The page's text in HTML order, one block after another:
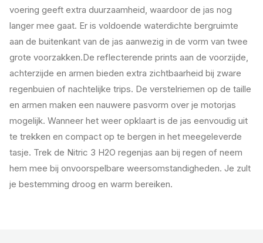
voering geeft extra duurzaamheid, waardoor de jas nog
langer mee gaat. Er is voldoende waterdichte bergruimte
aan de buitenkant van de jas aanwezig in de vorm van twee
grote voorzakken.De reflecterende prints aan de voorzijde,
achterzijde en armen bieden extra zichtbaarheid bij zware
regenbuien of nachtelijke trips. De verstelriemen op de taille
en armen maken een nauwere pasvorm over je motorjas
mogelijk. Wanneer het weer opklaart is de jas eenvoudig uit
te trekken en compact op te bergen in het meegeleverde
tasje. Trek de Nitric 3 H2O regenjas aan bij regen of neem
hem mee bij onvoorspelbare weersomstandigheden. Je zult
je bestemming droog en warm bereiken.